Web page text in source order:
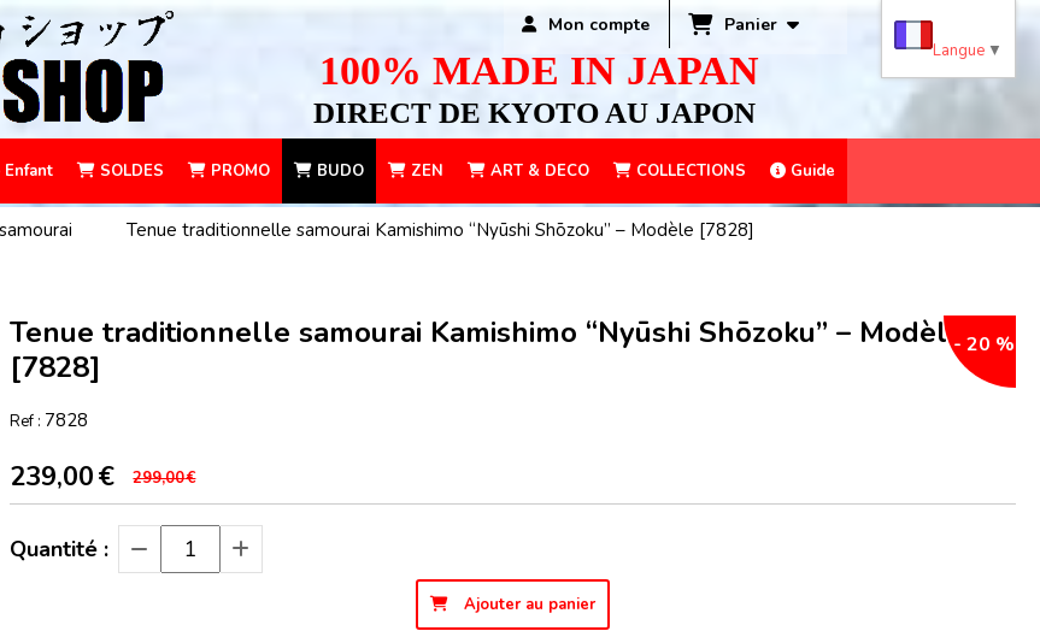
100% MADE IN JAPAN
DIRECT DE KYOTO AU JAPON
Mon compte Panier
Enfant SOLDES PROMO BUDO ZEN ART & DECO COLLECTIONS Guide
Tenue traditionnelle samourai Kamishimo “Nyūshi Shōzoku” – Modèle [7828]
Tenue traditionnelle samourai Kamishimo “Nyūshi Shōzoku” – Modèle
[7828]
Ref : 7828
- 20 %
239,00€ 299,00€
Quantité :
Ajouter au panier
Langue ▼